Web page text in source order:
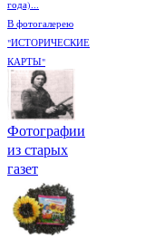
года)...
В фотогалерею
"ИСТОРИЧЕСКИЕ
КАРТЫ"
Фотографии
из старых
газет